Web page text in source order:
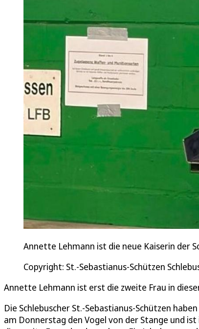
Annette Lehmann ist die neue Kaiserin der
Copyright: St.-Sebastianus-Schützen
Annette Lehmann ist erst die zweite Frau in
Die Schlebuscher St.-Sebastianus-Schützen
am Donnerstag den Vogel von der Stange und